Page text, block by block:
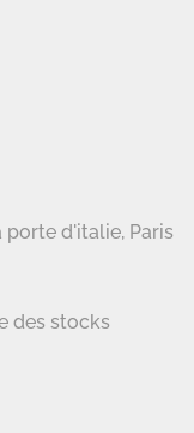
d'italie, Paris
des stocks